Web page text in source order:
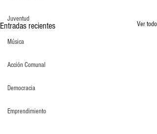
Juventud
Música
Acción Comunal
Democracia
Emprendimiento
Entradas recientes Ver todo